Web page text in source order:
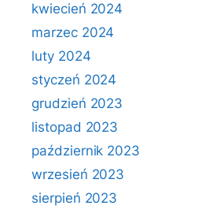
kwiecień 2024
marzec 2024
luty 2024
styczeń 2024
grudzień 2023
listopad 2023
październik 2023
wrzesień 2023
sierpień 2023